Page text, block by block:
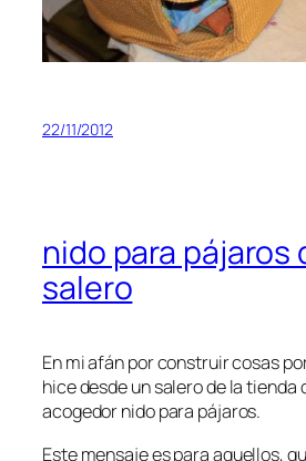
22/11/2012
nido para pájaros
salero
En mi afán por construir cosas
hice desde un salero de la tienda
acogedor nido para pájaros.
Este mensaje es para aquellos,